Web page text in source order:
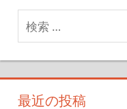
最近の投稿